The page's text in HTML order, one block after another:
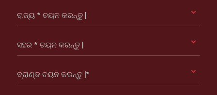
ରାଜ୍ୟ * ଚୟନ କରନ୍ତୁ |
ସହର * ଚୟନ କରନ୍ତୁ |
ବ୍ରାଣ୍ଡ ଚୟନ କରନ୍ତୁ |*